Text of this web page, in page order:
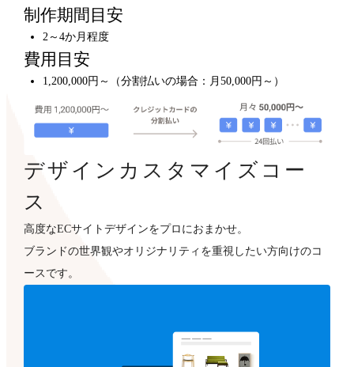
制作期間目安
2～4か月程度
費用目安
1,200,000円～（分割払いの場合：月50,000円～）
デザインカスタマイズコー
ス
高度なECサイトデザインをプロにおまかせ。
ブランドの世界観やオリジナリティを重視したい方向けのコ
ースです。